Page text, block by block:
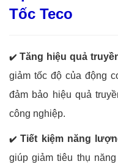
Tốc Teco
✔️ Tăng hiệu quả
giảm tốc độ của động
đảm bảo hiệu quả
công nghiệp.
✔️ Tiết kiệm năng
giúp giảm tiêu thụ